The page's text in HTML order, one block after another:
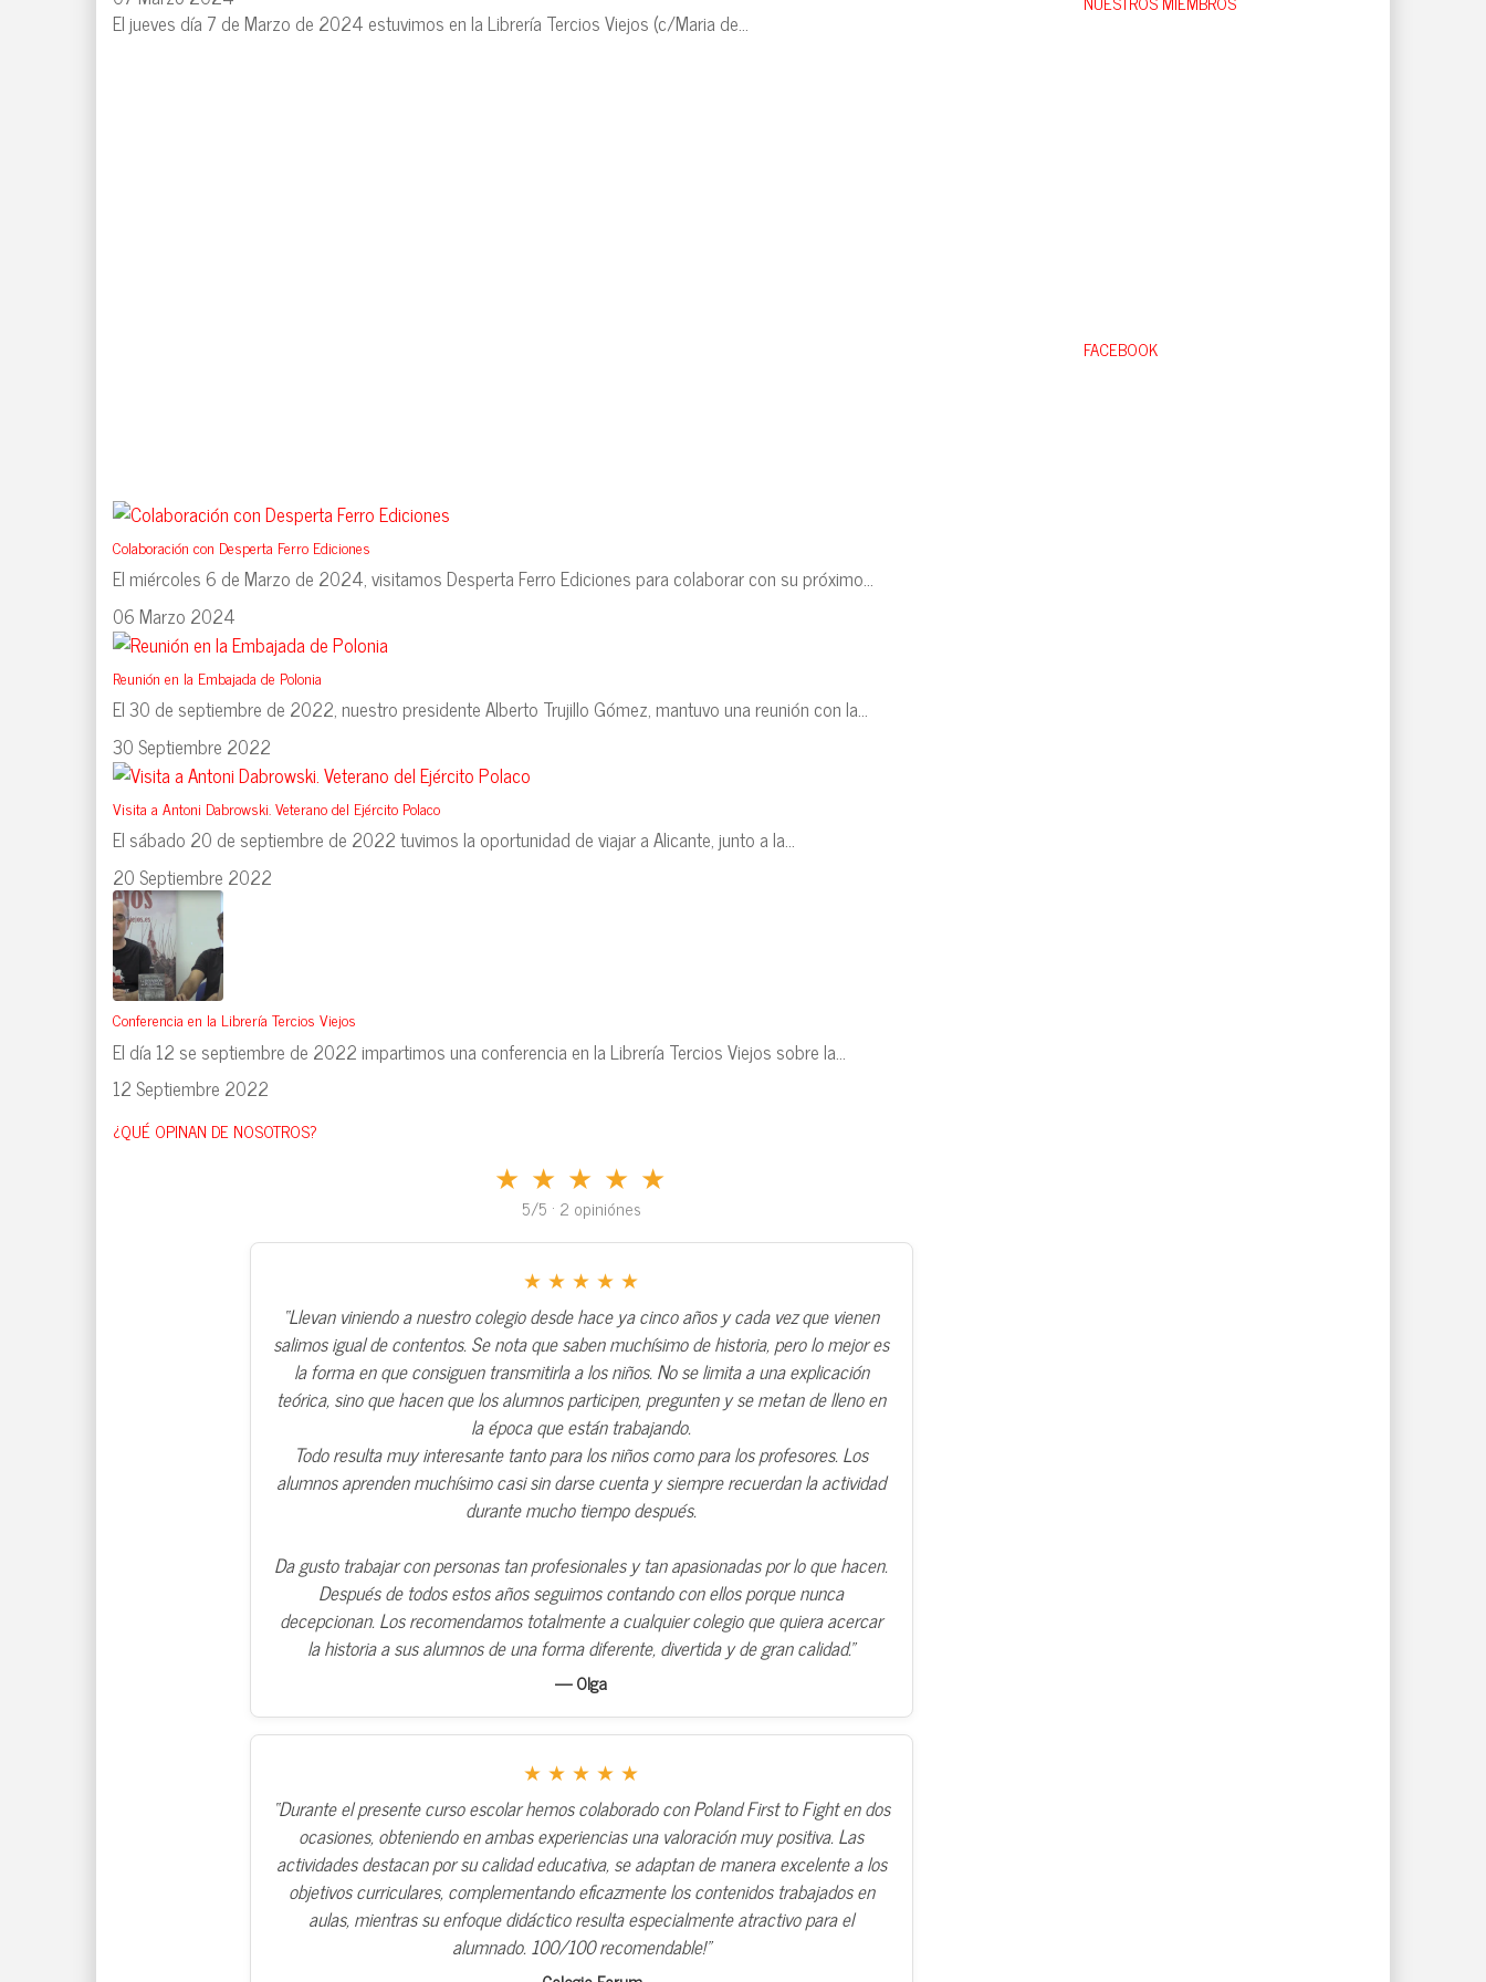
El jueves día 7 de Marzo de 2024 estuvimos en la Librería Tercios Viejos (c/Maria de...
Colaboración con Desperta Ferro Ediciones
El miércoles 6 de Marzo de 2024, visitamos Desperta Ferro Ediciones para colaborar con su próximo...
06 Marzo 2024
Reunión en la Embajada de Polonia
El 30 de septiembre de 2022, nuestro presidente Alberto Trujillo Gómez, mantuvo una reunión con la...
30 Septiembre 2022
Visita a Antoni Dabrowski. Veterano del Ejército Polaco
El sábado 20 de septiembre de 2022 tuvimos la oportunidad de viajar a Alicante, junto a la...
20 Septiembre 2022
Conferencia en la Librería Tercios Viejos
El día 12 se septiembre de 2022 impartimos una conferencia en la Librería Tercios Viejos sobre la...
12 Septiembre 2022
¿QUÉ OPINAN DE NOSOTROS?
★ ★ ★ ★ ★
5/5 · 2 opiniónes
★ ★ ★ ★ ★
“Llevan viniendo a nuestro colegio desde hace ya cinco años y cada vez que vienen
salimos igual de contentos. Se nota que saben muchísimo de historia, pero lo mejor es
la forma en que consiguen transmitirla a los niños. No se limita a una explicación
teórica, sino que hacen que los alumnos participen, pregunten y se metan de lleno en
la época que están trabajando.
Todo resulta muy interesante tanto para los niños como para los profesores. Los
alumnos aprenden muchísimo casi sin darse cuenta y siempre recuerdan la actividad
durante mucho tiempo después.
Da gusto trabajar con personas tan profesionales y tan apasionadas por lo que hacen.
Después de todos estos años seguimos contando con ellos porque nunca
decepcionan. Los recomendamos totalmente a cualquier colegio que quiera acercar
la historia a sus alumnos de una forma diferente, divertida y de gran calidad.”
— Olga
★ ★ ★ ★ ★
“Durante el presente curso escolar hemos colaborado con Poland First to Fight en dos
ocasiones, obteniendo en ambas experiencias una valoración muy positiva. Las
actividades destacan por su calidad educativa, se adaptan de manera excelente a los
objetivos curriculares, complementando eficazmente los contenidos trabajados en
aulas, mientras su enfoque didáctico resulta especialmente atractivo para el
alumnado. 100/100 recomendable!”
FACEBOOK